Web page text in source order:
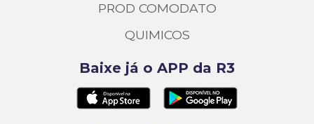
PROD COMODATO
QUIMICOS
Baixe já o APP da R3